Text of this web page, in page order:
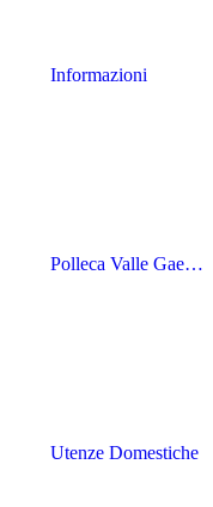
Informazioni
Polleca Valle Gaetana
Utenze Domestiche